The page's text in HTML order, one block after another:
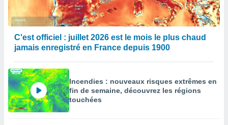
C'est officiel : juillet 2026 est le mois le plus chaud
jamais enregistré en France depuis 1900
Incendies : nouveaux risques extrêmes en
fin de semaine, découvrez les régions
touchées